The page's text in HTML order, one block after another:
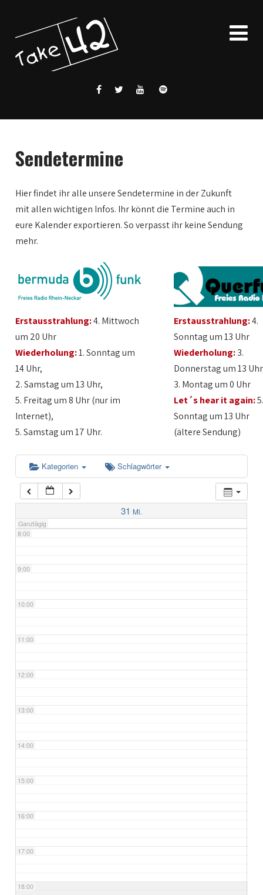
Sendetermine
Hier findet ihr alle unsere Sendetermine in der Zukunft
mit allen wichtigen Infos. Ihr könnt die Termine auch in
eure Kalender exportieren. So verpasst ihr keine Sendung
mehr.
Erstausstrahlung:4. Mittwoch
um 20 Uhr
Wiederholung:1. Sonntag um
14 Uhr,
2. Samstag um 13 Uhr,
5. Freitag um 8 Uhr (nur im
Internet),
5. Samstag um 17 Uhr.
Erstausstrahlung:4.
Sonntag um 13 Uhr
Wiederholung:3.
Donnerstag um 13
3. Montag um 0 Uhr
Let´s hear it again:
Sonntag um 13 Uhr
(ältere Sendung)
Kategorien Schlagwörter
31 Mi.
Ganztägig
1:00
2:00
3:00
5:00
6:00
7:00
8:00
9:00
10:00
11:00
12:00
13:00
14:00
15:00
16:00
17:00
18:00